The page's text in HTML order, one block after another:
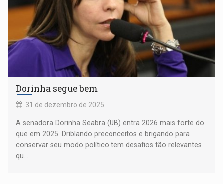
Dorinha segue bem
31 de dezembro de 2025
A senadora Dorinha Seabra (UB) entra 2026 mais forte do
que em 2025. Driblando preconceitos e brigando para
conservar seu modo político tem desafios tão relevantes
qu...